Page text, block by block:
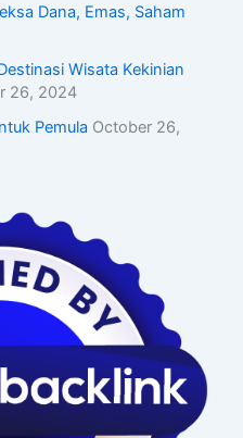
Dana, Emas, Saham
Wisata Kekinian
26, 2024
Pemula October 26,